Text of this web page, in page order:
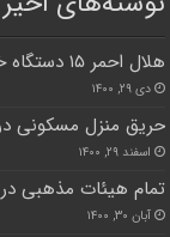
هلال احمر ۱۵ دستگاه خودرو گرفتار در برف البرز را رها سازی کرد
دی ۲۹, ۱۴۰۰
حریق منزل مسکونی
اسفند ۲۹, ۱۴۰۰
تمام هیئات مذهبی در
آبان ۳۰, ۱۴۰۰